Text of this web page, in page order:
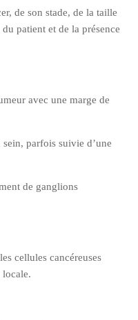
de son stade, de la taille
patient et de la présence
avec une marge de
parfois suivie d’une
de ganglions
cellules cancéreuses
locale.